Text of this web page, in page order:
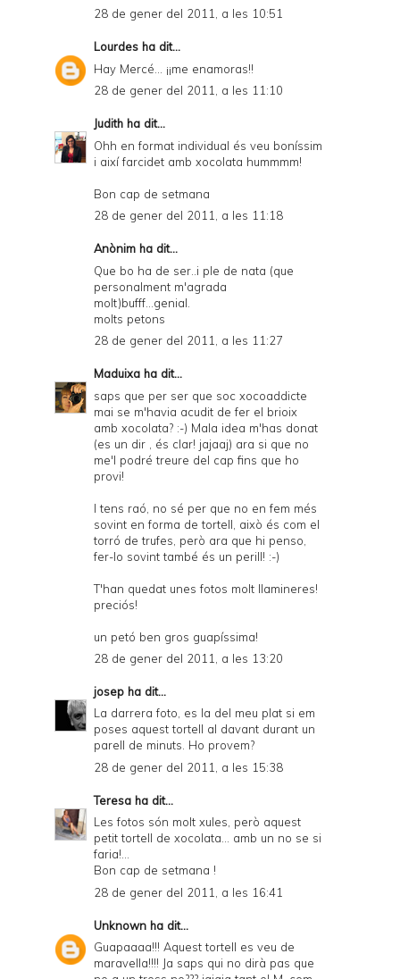
28 de gener del 2011, a les 10:51
Lourdes ha dit...
Hay Mercé... ¡¡me enamoras!!
28 de gener del 2011, a les 11:10
Judith ha dit...
Ohh en format individual és veu boníssim
i així farcidet amb xocolata hummmm!
Bon cap de setmana
28 de gener del 2011, a les 11:18
Anònim ha dit...
Que bo ha de ser..i ple de nata (que
personalment m'agrada
molt)bufff...genial.
molts petons
28 de gener del 2011, a les 11:27
Maduixa ha dit...
saps que per ser que soc xocoaddicte
mai se m'havia acudit de fer el brioix
amb xocolata? :-) Mala idea m'has donat
(es un dir , és clar! jajaaj) ara si que no
me'l podré treure del cap fins que ho
provi!
I tens raó, no sé per que no en fem més
sovint en forma de tortell, això és com el
torró de trufes, però ara que hi penso,
fer-lo sovint també és un perill! :-)
T'han quedat unes fotos molt llamineres!
preciós!
un petó ben gros guapíssima!
28 de gener del 2011, a les 13:20
josep ha dit...
La darrera foto, es la del meu plat si em
poses aquest tortell al davant durant un
parell de minuts. Ho provem?
28 de gener del 2011, a les 15:38
Teresa ha dit...
Les fotos són molt xules, però aquest
petit tortell de xocolata... amb un no se si
faria!...
Bon cap de setmana !
28 de gener del 2011, a les 16:41
Unknown ha dit...
Guapaaaa!!! Aquest tortell es veu de
maravella!!!! Ja saps qui no dirà pas que